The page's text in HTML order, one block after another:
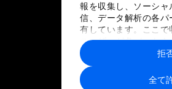
報を収集し、ソーシ
信、データ解析の各
有しています。ここで
ユーザーが各パート
報や各パートナーのサ
に収集された情報と
トナーによって使用さ
全て
拒